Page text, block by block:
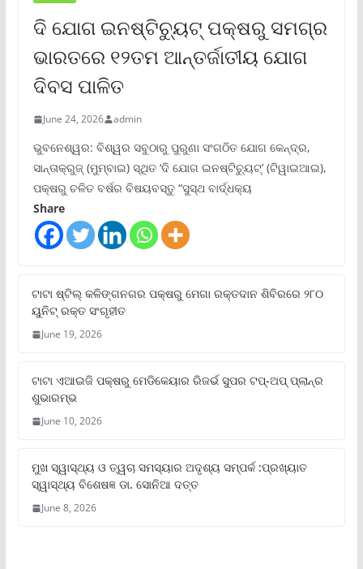
ଦି ଯୋଗ ଇନଷ୍ଟିଚ୍ୟୁଟ୍ ପକ୍ଷରୁ ସମଗ୍ର
ଭାରତରେ ୧୨ତମ ଆନ୍ତର୍ଜାତୀୟ ଯୋଗ
ଦିବସ ପାଳିତ
June 24, 2026 admin
ଭୁବନେଶ୍ୱର: ବିଶ୍ୱର ସବୁଠାରୁ ପୁରୁଣା ସଂଗଠିତ ଯୋଗ କେନ୍ଦ୍ର,
ସାନ୍ତାକ୍ରୁଜ୍ (ମୁମ୍ବାଇ) ସ୍ଥିତ ‘ଦି ଯୋଗ ଇନଷ୍ଟିଚ୍ୟୁଟ୍‌’ (ଟିୱାଇଆଇ),
ପକ୍ଷରୁ ଚଳିତ ବର୍ଷର ବିଷୟବସ୍ତୁ “ସୁସ୍ଥ ବାର୍ଦ୍ଧକ୍ୟ
Share
ଟାଟା ଷ୍ଟିଲ୍‌ କଳିଙ୍ଗନଗର ପକ୍ଷରୁ ମେଗା ରକ୍ତଦାନ ଶିବିରରେ ୨୮୦
ୟୁନିଟ୍‌ ରକ୍ତ ସଂଗୃହୀତ
June 19, 2026
ଟାଟା ଏଆଇଜି ପକ୍ଷରୁ ମେଡିକେୟାର ରିଜର୍ଭ ସୁପର ଟପ୍‌-ଅପ୍ ପ୍ଲାନ୍‌ର
ଶୁଭାରମ୍ଭ
June 10, 2026
ମୁଖ ସ୍ୱାସ୍ଥ୍ୟ ଓ ତ୍ୱଚା ସମସ୍ୟାର ଅଦୃଶ୍ୟ ସମ୍ପର୍କ :ପ୍ରଖ୍ୟାତ
ସ୍ୱାସ୍ଥ୍ୟ ବିଶେଷଜ୍ଞ ଡା. ସୋନିଆ ଦତ୍ତ
June 8, 2026